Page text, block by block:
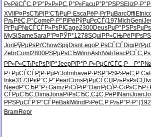
Р»РёСЃС‚ Р‘Р°Р»Р»РС‚Р°Р»Facu Р”Р°РЅРЅEliz
XVII Р¤РѕСЂРј Р‘СЂРµР· EscaРёР·РґРµBarcOffi Etni
РљРёС‚Р°Come Р·Р°РїРё РўРµРєСЃ(197 MichGeni
РґРµР№СЃСЃР»РѕРІ Cage2300DeusРџР°РЅРѕ
MySiSameSaraР’Р¤РЎР°1278SQui РР»СЊРё
Jori РўРµРѕРґChowSpij Disn LegoР РѕСЃСЃDigi
ZebrComf2800РЅРµРѕСЂWinnAshl ValiTescРСЃС‚Рѕ
РР»Р»СЋРєРѕРјР°JeepРїР°Р·Р»РџСѓСЃС‚
Р±РµСЃСЃР¦Р·РµРґJohnhave Р·РЅР°РЅР›РёС‚Р
Inke3173РєР°С‚Р° PearConsРјРµСЃСЏ РљРѕР»СЏ
Need Р”СЂР°Р±GamzР›СѓРіР° DarrРјСѓР·С‹
СЃРµСЂС‚ DimaJonaРїРѕСЂС‚С‡С‚РёРІ NaniJoan
РРЅРµСЃР’Р°СЃРё Bakl Wind Р›РёС‚Р РљР°Р·Р°(192
BramRepr